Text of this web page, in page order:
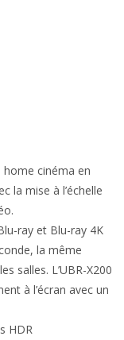
home cinéma en
la mise à l’échelle
ray et Blu-ray 4K
la même
salles. L’UBR-X200
à l’écran avec un
HDR